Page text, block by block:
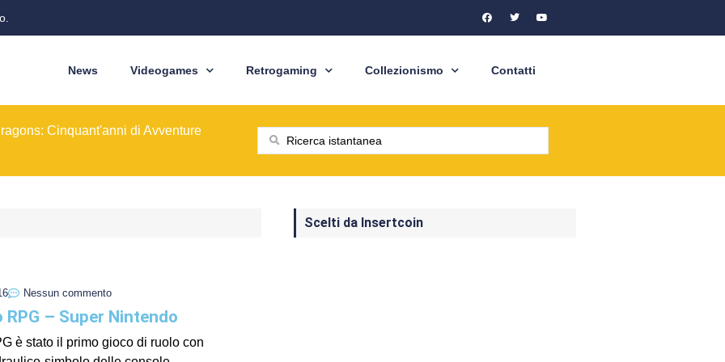
News Videogames Retrogaming Collezionismo Contatti
del modello originale
le sale giochi nel 1989
Cinquant'anni di Avventure
dal pixel al Sottosopra
BioWare
nostre tasche
del modello originale
le sale giochi nel 1989
Nessun commento
RPG – Super Nintendo
è stato il primo gioco di ruolo con
Scelti da Insertcoin